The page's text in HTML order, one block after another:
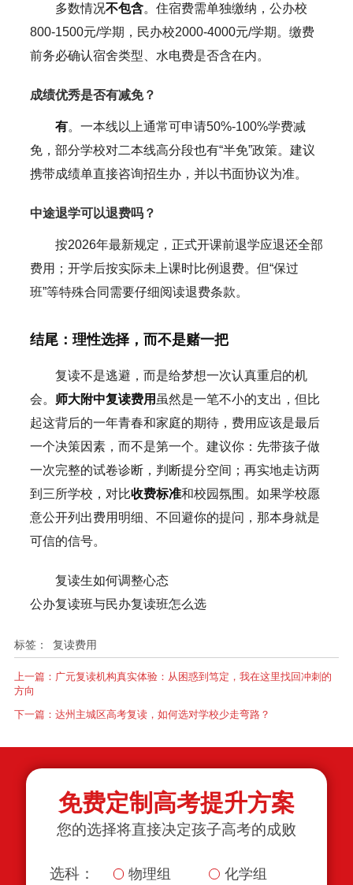
多数情况不包含。住宿费需单独缴纳，公办校
800-1500元/学期，民办校2000-4000元/学期。缴费
前务必确认宿舍类型、水电费是否含在内。
成绩优秀是否有减免？
有。一本线以上通常可申请50%-100%学费减
免，部分学校对二本线高分段也有“半免”政策。建议
携带成绩单直接咨询招生办，并以书面协议为准。
中途退学可以退费吗？
按2026年最新规定，正式开课前退学应退还全部
费用；开学后按实际未上课时比例退费。但“保过
班”等特殊合同需要仔细阅读退费条款。
结尾：理性选择，而不是赌一把
复读不是逃避，而是给梦想一次认真重启的机
会。 师大附中复读费用 虽然是一笔不小的支出，但比
起这背后的一年青春和家庭的期待，费用应该是最后
一个决策因素，而不是第一个。建议你：先带孩子做
一次完整的试卷诊断，判断提分空间；再实地走访两
到三所学校，对比收费标准和校园氛围。如果学校愿
意公开列出费用明细、不回避你的提问，那本身就是
可信的信号。
复读生如何调整心态
公办复读班与民办复读班怎么选
标签： 复读费用
上一篇： 广元复读机构真实体验：从困惑到笃定，我在这里找回冲刺的
方向
下一篇： 达州主城区高考复读，如何选对学校少走弯路？
免费定制高考提升方案
您的选择将直接决定孩子高考的成败
选科： 物理组 化学组